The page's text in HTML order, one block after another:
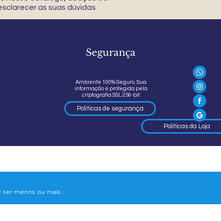
as suas dúvidas.
Segurança
Ambiente 100% Seguro. Sua
informação é protegida pela
criptografia SSL 256-bit.
Políticas de segurança
Políticas da Loja
menos ou mais .